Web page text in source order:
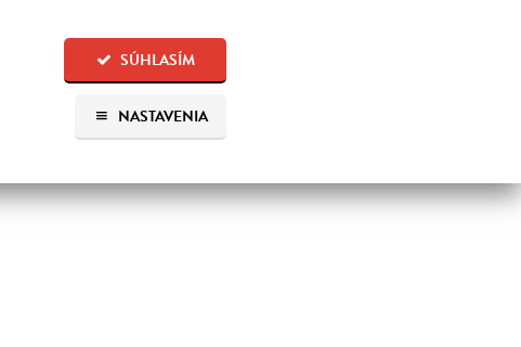
SÚHLASÍM
NASTAVENIA